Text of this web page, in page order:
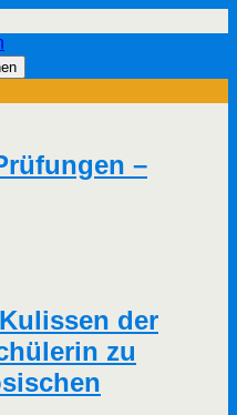
–
der
zu